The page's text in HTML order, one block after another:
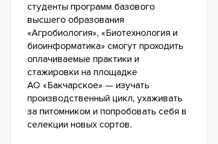
студенты программ базового
высшего образования
«Агробиология», «Биотехнология и
биоинформатика» смогут проходить
оплачиваемые практики и
стажировки на площадке
АО «Бакчарское» — изучать
производственный цикл, ухаживать
за питомником и попробовать себя в
селекции новых сортов.